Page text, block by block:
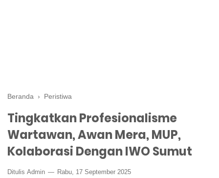
Beranda › Peristiwa
Tingkatkan Profesionalisme
Wartawan, Awan Mera, MUP,
Kolaborasi Dengan IWO Sumut
Ditulis Admin Rabu, 17 September 2025